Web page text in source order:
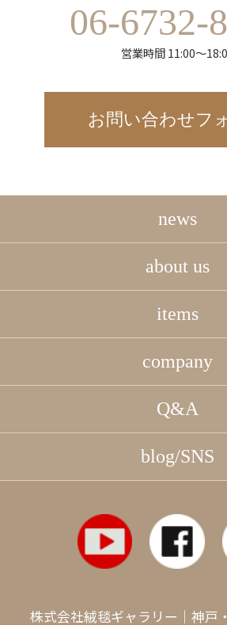
06-6732-
営業時間 11:00～
お問い合わせフ
news
about us
items
company
Q&A
blog/SNS
株式会社絨毯ギャラリー｜神戸